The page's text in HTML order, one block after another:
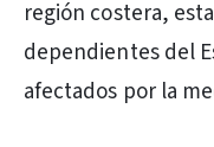
región costera,
dependientes del
afectados por la